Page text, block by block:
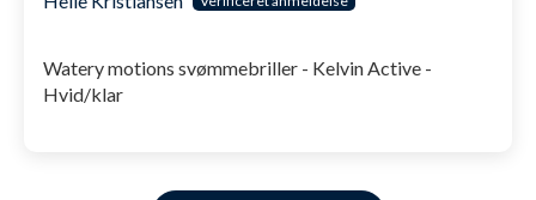
Watery motions svømmebriller - Kelvin Active -
Hvid/klar